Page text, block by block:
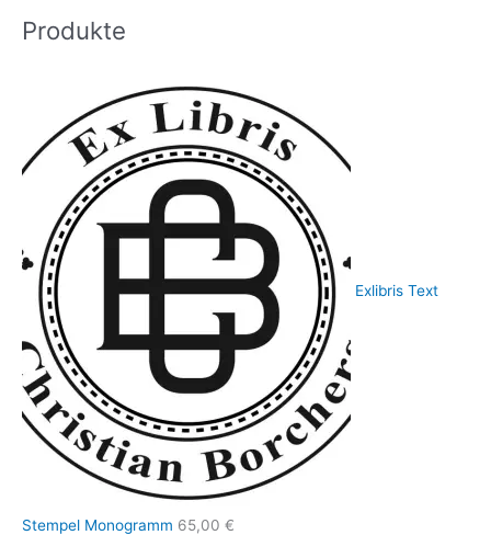
Produkte
Exlibris Text
Stempel Monogramm 65,00 €